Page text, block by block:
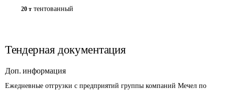
20 т тентованный
Тендерная документация
Доп. информация
Ежедневные отгрузки с предприятий группы компаний Мечел по